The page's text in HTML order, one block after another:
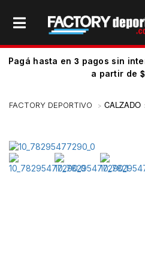
Pagá hasta en 3 pagos sin
a partir de
CALZADO